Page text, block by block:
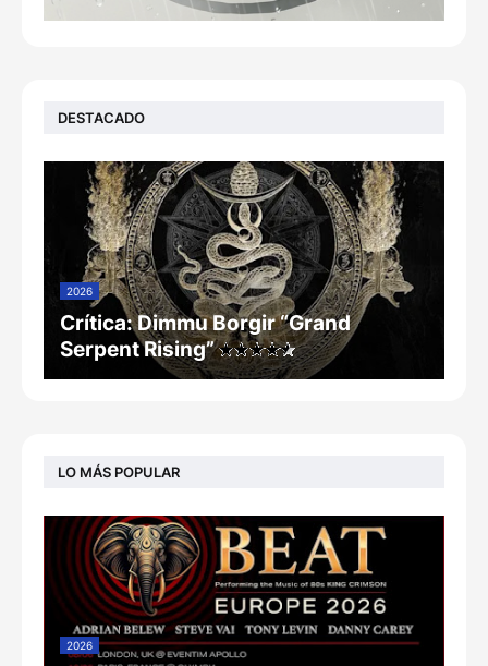
DESTACADO
2026
Crítica: Dimmu Borgir “Grand
Serpent Rising”
LO MÁS POPULAR
2026